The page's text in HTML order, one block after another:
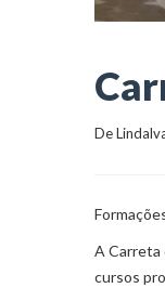
De
A Carreta
cursos